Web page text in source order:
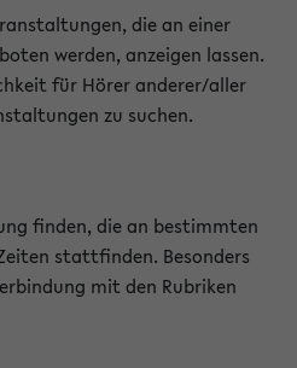
die an einer
werden, anzeigen lassen.
für Hörer anderer/aller
zu suchen.
finden, die an bestimmten
stattfinden. Besonders
mit den Rubriken